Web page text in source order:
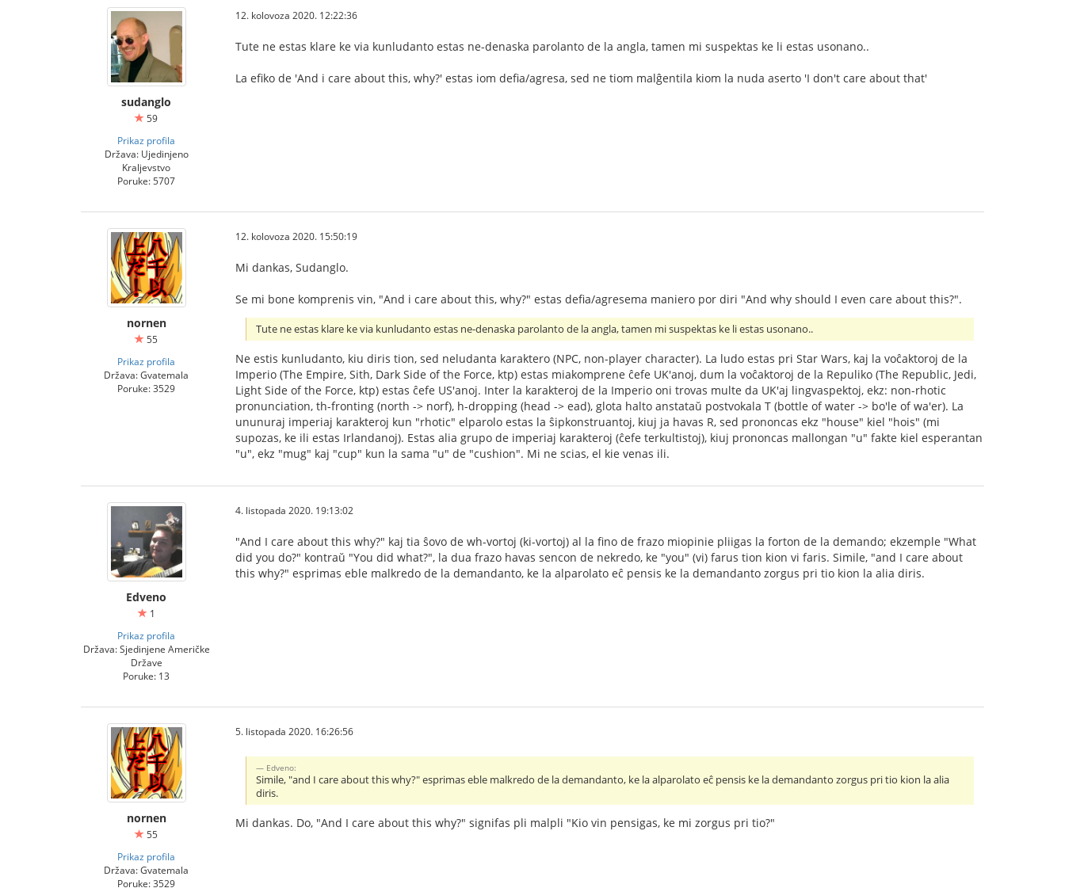
sudanglo
59
Prikaz profila
Država: Ujedinjeno
Kraljevstvo
Poruke: 5707
12. kolovoza 2020. 12:22:36
Tute ne estas klare ke via kunludanto estas ne-denaska parolanto de la angla, tamen mi suspektas ke li estas usonano..
La efiko de 'And i care about this, why?' estas iom defia/agresa, sed ne tiom malĝentila kiom la nuda aserto 'I don't care about that'
nornen
55
Prikaz profila
Država: Gvatemala
Poruke: 3529
12. kolovoza 2020. 15:50:19
Mi dankas, Sudanglo.
Se mi bone komprenis vin, "And i care about this, why?" estas defia/agresema maniero por diri "And why should I even care about this?".
Tute ne estas klare ke via kunludanto estas ne-denaska parolanto de la angla, tamen mi suspektas ke li estas usonano..
Ne estis kunludanto, kiu diris tion, sed neludanta karaktero (NPC, non-player character). La ludo estas pri Star Wars, kaj la voĉaktoroj de la
Imperio (The Empire, Sith, Dark Side of the Force, ktp) estas miakomprene ĉefe UK'anoj, dum la voĉaktoroj de la Repuliko (The Republic, Jedi,
Light Side of the Force, ktp) estas ĉefe US'anoj. Inter la karakteroj de la Imperio oni trovas multe da UK'aj lingvaspektoj, ekz: non-rhotic
pronunciation, th-fronting (north -> norf), h-dropping (head -> ead), glota halto anstataŭ postvokala T (bottle of water -> bo'le of wa'er). La
ununuraj imperiaj karakteroj kun "rhotic" elparolo estas la ŝipkonstruantoj, kiuj ja havas R, sed prononcas ekz "house" kiel "hois" (mi
supozas, ke ili estas Irlandanoj). Estas alia grupo de imperiaj karakteroj (ĉefe terkultistoj), kiuj prononcas mallongan "u" fakte kiel esperantan
"u", ekz "mug" kaj "cup" kun la sama "u" de "cushion". Mi ne scias, el kie venas ili.
Edveno
1
Prikaz profila
Država: Sjedinjene Američke
Države
Poruke: 13
4. listopada 2020. 19:13:02
"And I care about this why?" kaj tia ŝovo de wh-vortoj (ki-vortoj) al la fino de frazo miopinie pliigas la forton de la demando; ekzemple "What
did you do?" kontraŭ "You did what?", la dua frazo havas sencon de nekredo, ke "you" (vi) farus tion kion vi faris. Simile, "and I care about
this why?" esprimas eble malkredo de la demandanto, ke la alparolato eĉ pensis ke la demandanto zorgus pri tio kion la alia diris.
nornen
55
Prikaz profila
Država: Gvatemala
Poruke: 3529
5. listopada 2020. 16:26:56
Edveno:
Simile, "and I care about this why?" esprimas eble malkredo de la demandanto, ke la alparolato eĉ pensis ke la demandanto zorgus pri tio kion la alia
diris.
Mi dankas. Do, "And I care about this why?" signifas pli malpli "Kio vin pensigas, ke mi zorgus pri tio?"